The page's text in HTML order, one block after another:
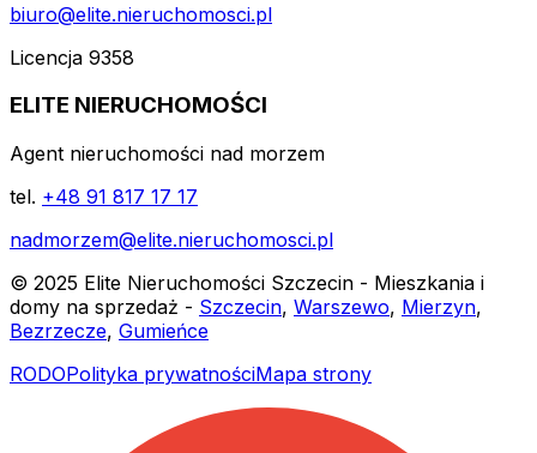
biuro@elite.nieruchomosci.pl
Licencja 9358
ELITE NIERUCHOMOŚCI
Agent nieruchomości nad morzem
tel. +48 91 817 17 17
nadmorzem@elite.nieruchomosci.pl
© 2025 Elite Nieruchomości Szczecin - Mieszkania i
domy na sprzedaż - Szczecin, Warszewo, Mierzyn,
Bezrzecze, Gumieńce
RODOPolityka prywatnościMapa strony